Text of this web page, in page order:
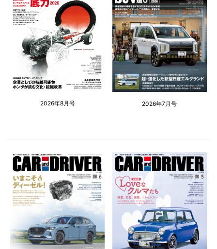
2026年8月号 2026年7月号